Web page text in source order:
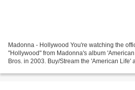
Madonna - Hollywood You're watching the
"Hollywood" from Madonna's album
Bros. in 2003. Buy/Stream the 'American Life'